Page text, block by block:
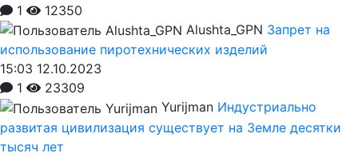
1
12350
Alushta_GPN Запрет на
использование пиротехнических изделий
15:03 12.10.2023
1
23309
Yurijman Индустриально
развитая цивилизация существует на Земле десятки
тысяч лет